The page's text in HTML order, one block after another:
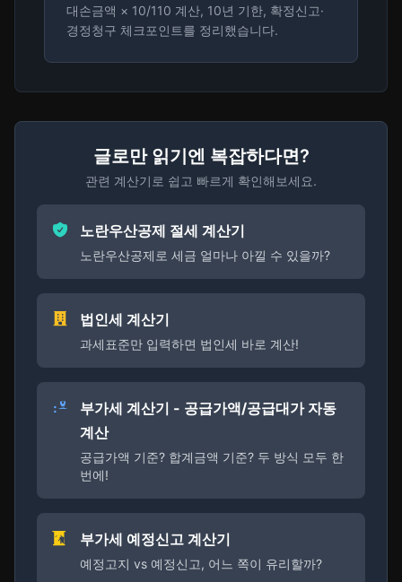
대손금액 × 10/110 계산, 10년 기한, 확정신고·
경정청구 체크포인트를 정리했습니다.
글로만 읽기엔 복잡하다면?
관련 계산기로 쉽고 빠르게 확인해보세요.
노란우산공제 절세 계산기
노란우산공제로 세금 얼마나 아낄 수 있을까?
법인세 계산기
과세표준만 입력하면 법인세 바로 계산!
부가세 계산기 - 공급가액/공급대가 자동
계산
공급가액 기준? 합계금액 기준? 두 방식 모두 한
번에!
부가세 예정신고 계산기
예정고지 vs 예정신고, 어느 쪽이 유리할까?